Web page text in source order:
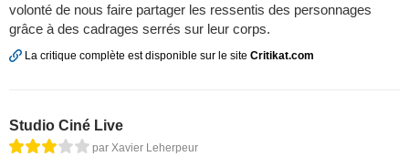
volonté de nous faire partager les ressentis des personnages
grâce à des cadrages serrés sur leur corps.
La critique complète est disponible sur le site Critikat.com
Studio Ciné Live
par Xavier Leherpeur